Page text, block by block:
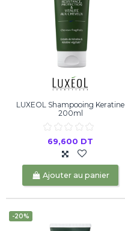
LUXEOL Shampooing Keratine
200ml
69,600 DT
Ajouter au panier
-20%